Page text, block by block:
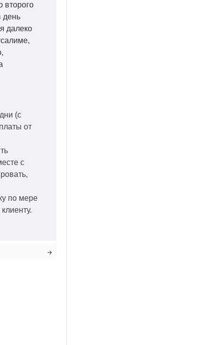
второго
день
далеко
(с
от
с
по мере